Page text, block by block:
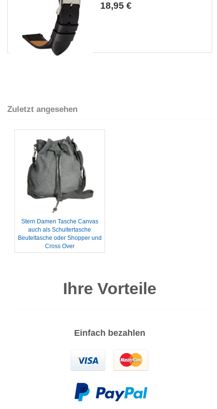
18,95 €
Zuletzt angesehen
Stern Damen Tasche Canvas
auch als Schultertasche
Beuteltasche oder Shopper und
Cross Over
Ihre Vorteile
Einfach bezahlen